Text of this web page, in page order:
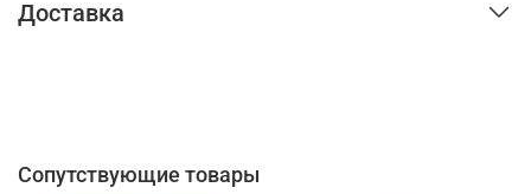
Доставка
Сопутствующие товары